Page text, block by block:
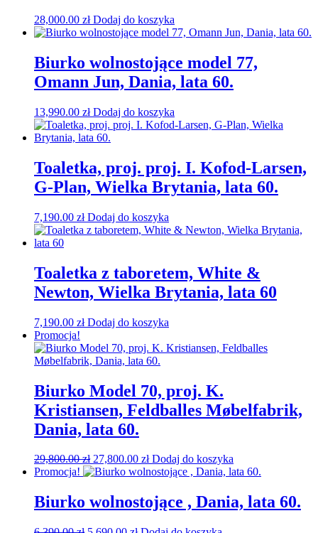
28,000.00 zł Dodaj do koszyka
Biurko wolnostojące model 77,
Omann Jun, Dania, lata 60.
13,990.00 zł Dodaj do koszyka
Toaletka, proj. proj. I. Kofod-Larsen,
G-Plan, Wielka Brytania, lata 60.
7,190.00 zł Dodaj do koszyka
Toaletka z taboretem, White &
Newton, Wielka Brytania, lata 60
7,190.00 zł Dodaj do koszyka
Promocja!
Biurko Model 70, proj. K.
Kristiansen, Feldballes Møbelfabrik,
Dania, lata 60.
29,800.00zł Pierwotna
cena
29,800.00 zł.
27,800.00 złAktualna
cena
27,800.00 zł.
Dodaj do koszyka
Promocja!
Biurko wolnostojące , Dania, lata 60.